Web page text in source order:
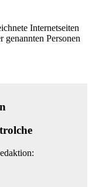
Internetseiten
genannten Personen